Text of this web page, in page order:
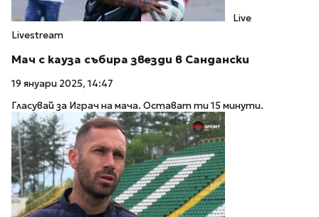
Live
Livestream
Мач с кауза събира звезди в Сандански
19 януари 2025, 14:47
Гласувай за Играч на мача. Остават ти 15 минути.